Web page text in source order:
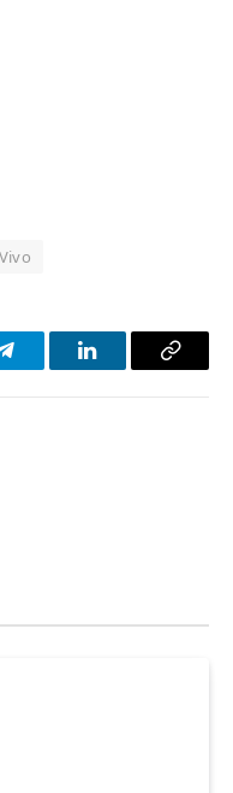
Vivo
TelegramLinkedInCopy